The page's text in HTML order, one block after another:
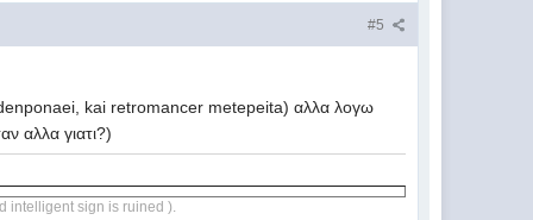
#5
denponaei, kai retromancer metepeita) αλλα λογω
αλλα γιατι?)
intelligent sign is ruined ).